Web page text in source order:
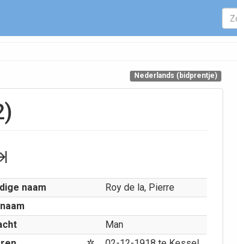
Nederlands (bidprentje)
naam
Roy de la, Pierre
Man